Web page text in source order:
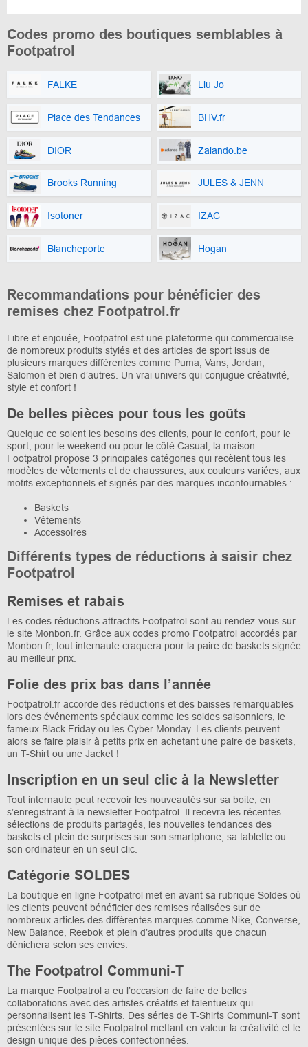
Codes promo des boutiques semblables à
Footpatrol
FALKE Liu Jo
Place des Tendances BHV.fr
DIOR Zalando.be
Brooks Running JULES & JENN
Isotoner IZAC
Blancheporte Hogan
Recommandations pour bénéficier des
remises chez Footpatrol.fr
Libre et enjouée, Footpatrol est une plateforme qui commercialise
de nombreux produits stylés et des articles de sport issus de
plusieurs marques différentes comme Puma, Vans, Jordan,
Salomon et bien d’autres. Un vrai univers qui conjugue créativité,
style et confort !
De belles pièces pour tous les goûts
Quelque ce soient les besoins des clients, pour le confort, pour le
sport, pour le weekend ou pour le côté Casual, la maison
Footpatrol propose 3 principales catégories qui recèlent tous les
modèles de vêtements et de chaussures, aux couleurs variées, aux
motifs exceptionnels et signés par des marques incontournables :
Baskets
Vêtements
Accessoires
Différents types de réductions à saisir chez
Footpatrol
Remises et rabais
Les codes réductions attractifs Footpatrol sont au rendez-vous sur
le site Monbon.fr. Grâce aux codes promo Footpatrol accordés par
Monbon.fr, tout internaute craquera pour la paire de baskets signée
au meilleur prix.
Folie des prix bas dans l’année
Footpatrol.fr accorde des réductions et des baisses remarquables
lors des événements spéciaux comme les soldes saisonniers, le
fameux Black Friday ou les Cyber Monday. Les clients peuvent
alors se faire plaisir à petits prix en achetant une paire de baskets,
un T-Shirt ou une Jacket !
Inscription en un seul clic à la Newsletter
Tout internaute peut recevoir les nouveautés sur sa boite, en
s’enregistrant à la newsletter Footpatrol. Il recevra les récentes
sélections de produits partagés, les nouvelles tendances des
baskets et plein de surprises sur son smartphone, sa tablette ou
son ordinateur en un seul clic.
Catégorie SOLDES
La boutique en ligne Footpatrol met en avant sa rubrique Soldes où
les clients peuvent bénéficier des remises réalisées sur de
nombreux articles des différentes marques comme Nike, Converse,
New Balance, Reebok et plein d’autres produits que chacun
dénichera selon ses envies.
The Footpatrol Communi-T
La marque Footpatrol a eu l’occasion de faire de belles
collaborations avec des artistes créatifs et talentueux qui
personnalisent les T-Shirts. Des séries de T-Shirts Communi-T sont
présentées sur le site Footpatrol mettant en valeur la créativité et le
design unique des pièces confectionnées.